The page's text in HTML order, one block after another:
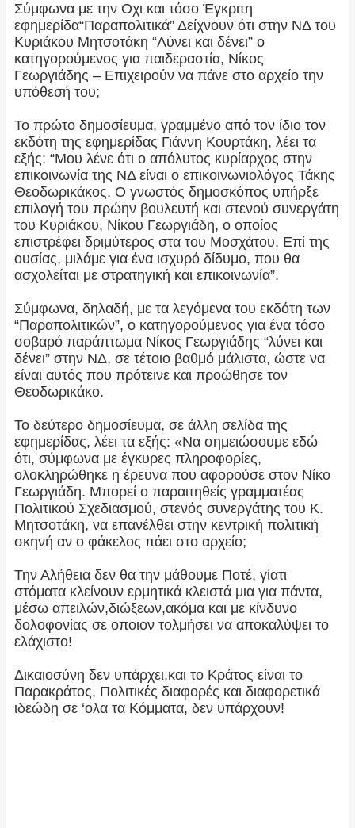
Σύμφωνα με την Οχι και τόσο Έγκριτη
εφημερίδα“Παραπολιτικά” Δείχνουν ότι στην ΝΔ του
Κυριάκου Μητσοτάκη “Λύνει και δένει” ο
κατηγορούμενος για παιδεραστία, Νίκος
Γεωργιάδης – Επιχειρούν να πάνε στο αρχείο την
υπόθεσή του;
Το πρώτο δημοσίευμα, γραμμένο από τον ίδιο τον
εκδότη της εφημερίδας Γιάννη Κουρτάκη, λέει τα
εξής: “Μου λένε ότι ο απόλυτος κυρίαρχος στην
επικοινωνία της ΝΔ είναι ο επικοινωνιολόγος Τάκης
Θεοδωρικάκος. Ο γνωστός δημοσκόπος υπήρξε
επιλογή του πρώην βουλευτή και στενού συνεργάτη
του Κυριάκου, Νίκου Γεωργιάδη, ο οποίος
επιστρέφει δριμύτερος στα του Μοσχάτου. Επί της
ουσίας, μιλάμε για ένα ισχυρό δίδυμο, που θα
ασχολείται με στρατηγική και επικοινωνία”.
Σύμφωνα, δηλαδή, με τα λεγόμενα του εκδότη των
“Παραπολιτικών”, ο κατηγορούμενος για ένα τόσο
σοβαρό παράπτωμα Νίκος Γεωργιάδης “λύνει και
δένει” στην ΝΔ, σε τέτοιο βαθμό μάλιστα, ώστε να
είναι αυτός που πρότεινε και προώθησε τον
Θεοδωρικάκο.
Το δεύτερο δημοσίευμα, σε άλλη σελίδα της
εφημερίδας, λέει τα εξής: «Να σημειώσουμε εδώ
ότι, σύμφωνα με έγκυρες πληροφορίες,
ολοκληρώθηκε η έρευνα που αφορούσε στον Νίκο
Γεωργιάδη. Μπορεί ο παραιτηθείς γραμματέας
Πολιτικού Σχεδιασμού, στενός συνεργάτης του Κ.
Μητσοτάκη, να επανέλθει στην κεντρική πολιτική
σκηνή αν ο φάκελος πάει στο αρχείο;
Την Αλήθεια δεν θα την μάθουμε Ποτέ, γίατι
στόματα κλείνουν ερμητικά κλειστά μια για πάντα,
μέσω απειλών,διώξεων,ακόμα και με κίνδυνο
δολοφονίας σε οποιον τολμήσει να αποκαλύψει το
ελάχιστο!
Δικαιοσύνη δεν υπάρχει,και το Κράτος είναι το
Παρακράτος, Πολιτικές διαφορές και διαφορετικά
ιδεώδη σε ‘ολα τα Κόμματα, δεν υπάρχουν!